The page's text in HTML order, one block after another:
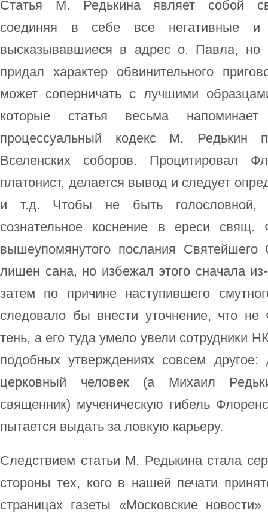
Статья М. Редькина являет собой
соединяя в себе все негативные и
высказывавшиеся в адрес о. Павла, но
придал характер обвинительного
может соперничать с лучшими
которые статья весьма
процессуальный кодекс М. Редькин
Вселенских соборов. Процитировал
платонист, делается вывод и следует
и т.д. Чтобы не быть голословной,
сознательное коснение в ереси свящ.
вышеупомянутого послания
лишен сана, но избежал этого сначала
затем по причине наступившего
следовало бы внести уточнение, что
тень, а его туда умело увели сотрудники
подобных утверждениях совсем
церковный человек (а Михаил
священник) мученическую гибель
пытается выдать за ловкую карьеру.
Следствием статьи М. Редькина стала
стороны тех, кого в нашей печати
страницах газеты «Московские